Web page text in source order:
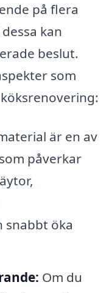
på flera
kan
beslut.
som
är en av
påverkar
snabbt öka
Om du